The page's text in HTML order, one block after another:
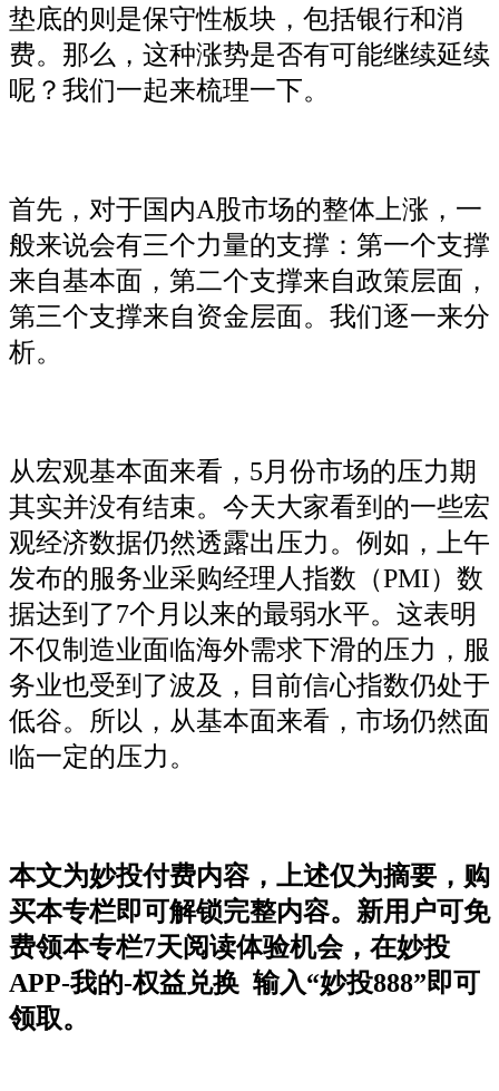
垫底的则是保守性板块，包括银行和消
费。那么，这种涨势是否有可能继续延续
呢？我们一起来梳理一下。
首先，对于国内A股市场的整体上涨，一
般来说会有三个力量的支撑：第一个支撑
来自基本面，第二个支撑来自政策层面，
第三个支撑来自资金层面。我们逐一来分
析。
从宏观基本面来看，5月份市场的压力期
其实并没有结束。今天大家看到的一些宏
观经济数据仍然透露出压力。例如，上午
发布的服务业采购经理人指数（PMI）数
据达到了7个月以来的最弱水平。这表明
不仅制造业面临海外需求下滑的压力，服
务业也受到了波及，目前信心指数仍处于
低谷。所以，从基本面来看，市场仍然面
临一定的压力。
本文为妙投付费内容，上述仅为摘要，购
买本专栏即可解锁完整内容。新用户可免
费领本专栏7天阅读体验机会，在妙投
APP-我的-权益兑换 输入“妙投888”即可
领取。